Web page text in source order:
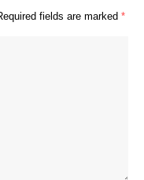
fields are marked *